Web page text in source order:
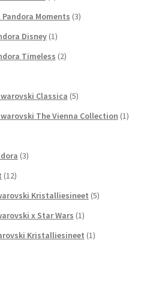
Moments (3)
Disney (1)
Timeless (2)
Classica (5)
The Vienna Collection (1)
(3)
(12)
Kristalliesineet (5)
x Star Wars (1)
Kristalliesineet (1)